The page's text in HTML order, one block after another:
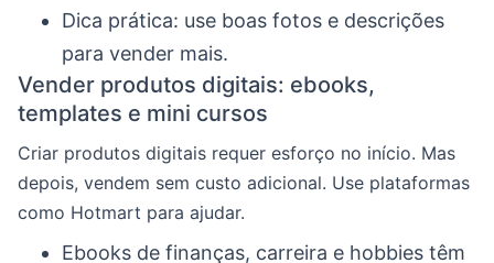
Dica prática: use boas fotos e descrições
para vender mais.
Vender produtos digitais: ebooks,
templates e mini cursos
Criar produtos digitais requer esforço no início. Mas
depois, vendem sem custo adicional. Use plataformas
como Hotmart para ajudar.
Ebooks de finanças, carreira e hobbies têm